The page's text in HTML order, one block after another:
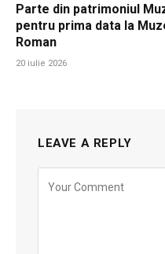
Parte din patrimoniul
pentru prima data la
Roman
20 iulie 2026
LEAVE A REPLY